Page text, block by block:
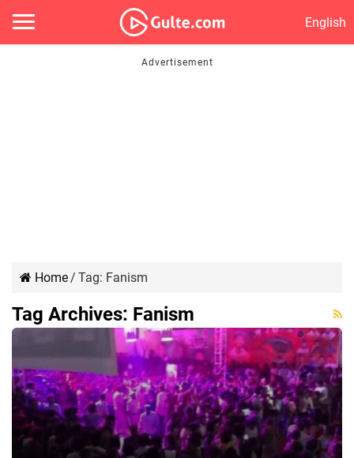
English
Home/ Tag: Fanism
Tag Archives: Fanism